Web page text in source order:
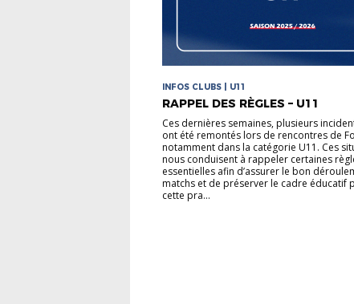
INFOS CLUBS | U11
RAPPEL DES RÈGLES – U11
Ces dernières semaines, plusieurs
ont été remontés lors de rencontres de
notamment dans la catégorie U11. Ces
nous conduisent à rappeler certaines
essentielles afin d’assurer le bon
matchs et de préserver le cadre éducatif
cette pra...